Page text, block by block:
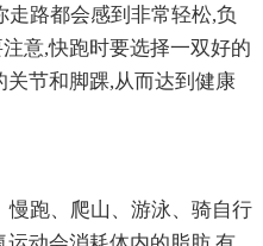
路都会感到非常轻松,负
意,快跑时要选择一双好的
节和脚踝,从而达到健康
慢跑、爬山、游泳、骑自行